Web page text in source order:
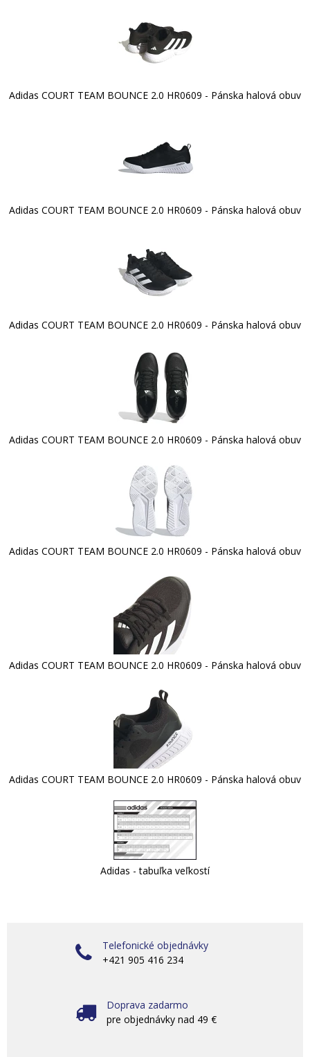
Adidas COURT TEAM BOUNCE 2.0 HR0609 - Pánska halová obuv
Adidas COURT TEAM BOUNCE 2.0 HR0609 - Pánska halová obuv
Adidas COURT TEAM BOUNCE 2.0 HR0609 - Pánska halová obuv
Adidas COURT TEAM BOUNCE 2.0 HR0609 - Pánska halová obuv
Adidas COURT TEAM BOUNCE 2.0 HR0609 - Pánska halová obuv
Adidas COURT TEAM BOUNCE 2.0 HR0609 - Pánska halová obuv
Adidas COURT TEAM BOUNCE 2.0 HR0609 - Pánska halová obuv
Adidas - tabuľka veľkostí
Telefonické objednávky
+421 905 416 234
Doprava zadarmo
pre objednávky nad 49 €